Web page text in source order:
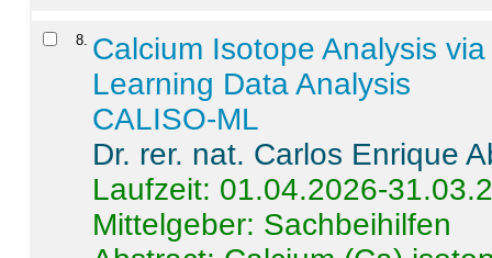
8 Calcium Isotope Analysis
Learning Data Analysis
CALISO-ML
Dr. rer. nat. Carlos Enrique
Laufzeit: 01.04.2026-
Mittelgeber: Sachbeihilfen